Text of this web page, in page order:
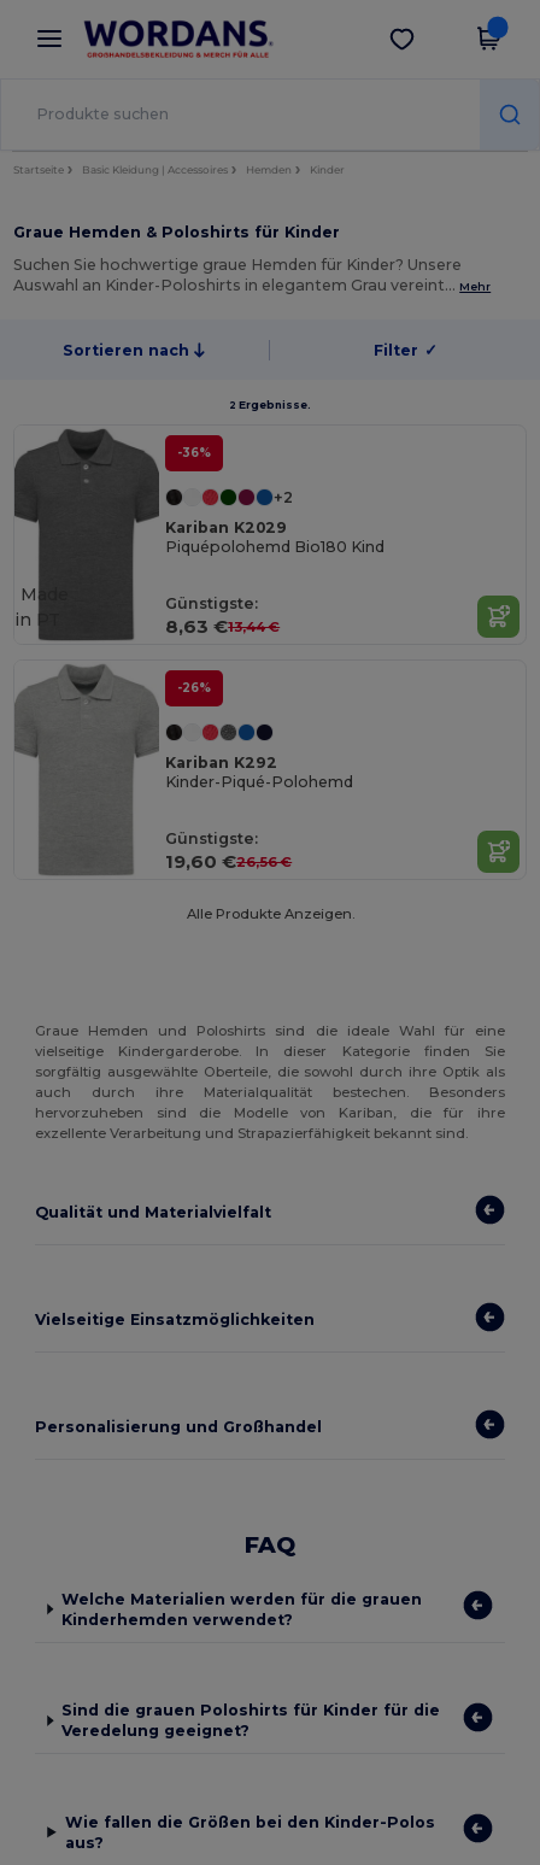
× Wordans App
Bessere Preise in der App!
App holen
Startseite Basic Kleidung | Accessoires Hemden Kinder
Graue Hemden & Poloshirts für Kinder
Suchen Sie hochwertige graue Hemden für Kinder? Unsere
Auswahl an Kinder-Poloshirts in elegantem Grau vereint… Mehr
Sortieren nach Filter ✓
2 Ergebnisse.
-36%
+2
Kariban K2029
Piquépolohemd Bio180 Kind
Günstigste:
8,63 €13,44 €
Made
in
-26%
Kariban K292
Kinder-Piqué-Polohemd
Günstigste:
19,60 €26,56 €
Alle Produkte Anzeigen.
Graue Hemden und Poloshirts sind die ideale Wahl für eine
vielseitige Kindergarderobe. In dieser Kategorie finden Sie
sorgfältig ausgewählte Oberteile, die sowohl durch ihre Optik als
auch durch ihre Materialqualität bestechen. Besonders
hervorzuheben sind die Modelle von Kariban, die für ihre
exzellente Verarbeitung und Strapazierfähigkeit bekannt sind.
Qualität und Materialvielfalt
Vielseitige Einsatzmöglichkeiten
Personalisierung und Großhandel
FAQ
Welche Materialien werden für die grauen
Kinderhemden verwendet?
Sind die grauen Poloshirts für Kinder für die
Veredelung geeignet?
Wie fallen die Größen bei den Kinder-Polos
aus?